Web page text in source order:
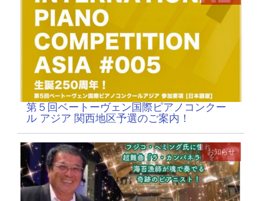
第５回ベートーヴェン国際ピアノコンクー
ル アジア 関西地区予選のご案内！
お知らせ